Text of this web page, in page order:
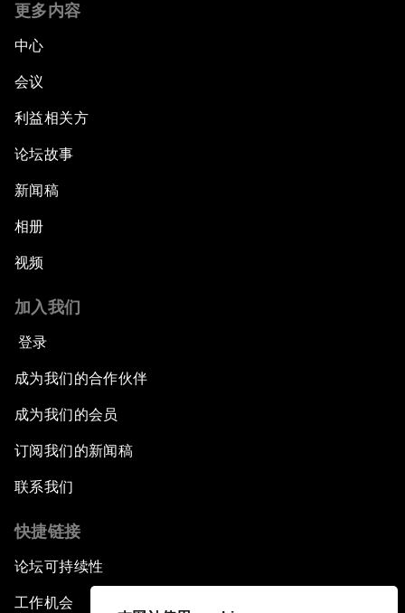
更多内容
中心
会议
利益相关方
论坛故事
新闻稿
相册
视频
加入我们
登录
成为我们的合作伙伴
成为我们的会员
订阅我们的新闻稿
联系我们
快捷链接
论坛可持续性
工作机会